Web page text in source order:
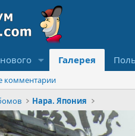
Галерея
комментарии
Нара. Япония